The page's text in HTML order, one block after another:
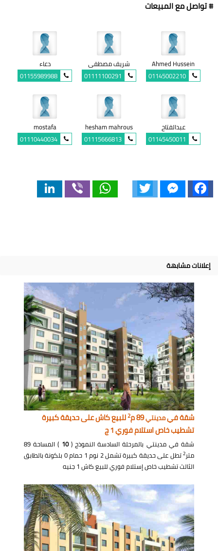
# تواصل مع المبيعات
Ahmed Hussein
01145002210
شريف مصطفى
01111100291
دعاء
01155989988
عبدالفتاح
01145450011
hesham mahrous
01115666813
mostafa
01110440034
Facebook
Messenger
WhatsApp
إعلانات مشابهة
شقة فيمدينتي89 م 2للبيع كاش على حديقة كبيرة
تشطيب خاص استلام فوري 1 ج
شقة في مدينتي بالمرحلة السادسة النموذج (10
) المساحة 89
متر2
تطل على حديقة كبيرة تشمل 2 نوم 1 حمام 0 بلكونة بالطابق
الثالث تشطيب خاص إستلام فوري للبيع كاش 1 جنيه